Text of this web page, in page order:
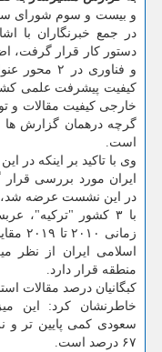
و بیست و سوم شورای
دستور كار قرار گرفت،
و فناوری
كیفیت پیشرفت علمی
خارجی كیفیت مقالات و
گرچه درهمان گزارش ها
است.
وی با تاكید بر اینكه در
ایران مورد بررسی
در این نشست عرضه شد،
با ۳ كشور "تركیه"،
اسلامی ایران از نظر
منطقه قرار دارد.
۶۷ درصد است.